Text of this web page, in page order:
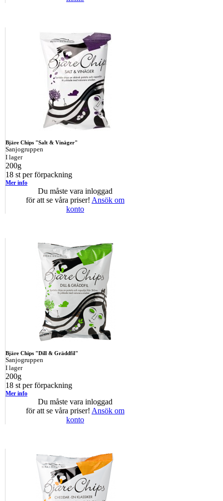
Bjäre Chips "Salt & Vinäger"
Sanjogruppen
I lager
200g
18 st per förpackning
Mer info
Du måste vara inloggad
för att se våra priser! Ansök om
konto
Bjäre Chips "Dill & Gräddfil"
Sanjogruppen
I lager
200g
18 st per förpackning
Mer info
Du måste vara inloggad
för att se våra priser! Ansök om
konto